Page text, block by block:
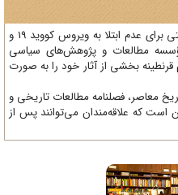
با توجه به نیاز به تداوم مراقبت‌های بهداشتی برای عدم ابتلا به ویروس کووید 19 و
مطالعات و پژوهش‌های سیاسی
بخشی از آثار خود را به صورت
معاصر، فصلنامه‌ مطالعات تاریخی و
که علاقه‌مندان می‌توانند پس از